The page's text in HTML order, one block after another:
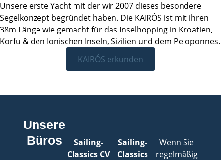
Unsere erste Yacht mit der wir 2007 dieses besondere
Segelkonzept begründet haben. Die KAIRÓS ist mit ihren
38m Länge wie gemacht für das Inselhopping in Kroatien,
Korfu & den Ionischen Inseln, Sizilien und dem Peloponnes.
KAIRÓS erkunden
Unsere
Büros
Sailing-
Classics CV
Sailing-
Classics
Wenn Sie
regelmäßig